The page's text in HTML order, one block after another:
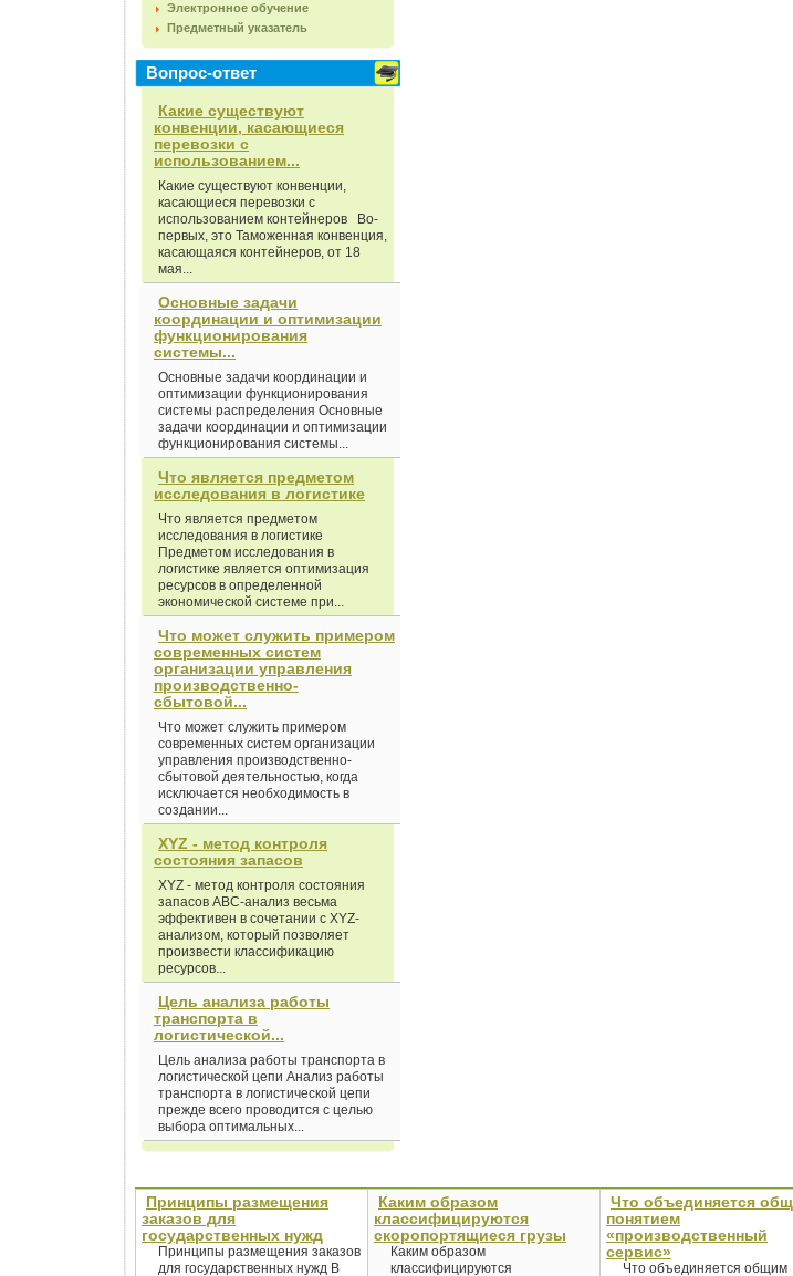
Электронное обучение
Предметный указатель
Вопрос-ответ
Какие существуют
конвенции, касающиеся
перевозки с
использованием...
Какие существуют конвенции,
касающиеся перевозки с
использованием контейнеров Во-
первых, это Таможенная конвенция,
касающаяся контейнеров, от 18
мая...
Основные задачи
координации и оптимизации
функционирования
системы...
Основные задачи координации и
оптимизации функционирования
системы распределения Основные
задачи координации и оптимизации
функционирования системы...
Что является предметом
исследования в логистике
Что является предметом
исследования в логистике
Предметом исследования в
логистике является оптимизация
ресурсов в определенной
экономической системе при...
Что может служить примером
современных систем
организации управления
производственно-
сбытовой...
Что может служить примером
современных систем организации
управления производственно-
сбытовой деятельностью, когда
исключается необходимость в
создании...
XYZ - метод контроля
состояния запасов
XYZ - метод контроля состояния
запасов ABC-анализ весьма
эффективен в сочетании с XYZ-
анализом, который позволяет
произвести классификацию
ресурсов...
Цель анализа работы
транспорта в
логистической...
Цель анализа работы транспорта в
логистической цепи Анализ работы
транспорта в логистической цепи
прежде всего проводится с целью
выбора оптимальных...
Принципы размещения
заказов для
государственных нужд
Принципы размещения заказов
для государственных нужд В
Каким образом
классифицируются
скоропортящиеся грузы
Каким образом
классифицируются
Что объединяется
понятием
«производственный
сервис»
Что объединяется общим